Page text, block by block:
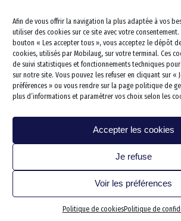
Afin de vous offrir la navigation la plus adaptée à vos
utiliser des cookies sur ce site avec votre consentement.
bouton « Les accepter tous », vous acceptez le dépôt
cookies, utilisés par Mobilaug, sur votre terminal. Ces
de suivi statistiques et fonctionnements techniques
sur notre site. Vous pouvez les refuser en cliquant sur «
préférences » ou vous rendre sur la page politique de
plus d’informations et paramétrer vos choix selon les
Accepter les cookies
Je refuse
Voir les préférences
Politique de cookiesPolitique de
contrainte et redevienne un plaisir. Ceux-
des plans de travail et une table à manger
hauteur, des rangements coulissants mais
électroménagers et des accessoires
AMÉNAGEMENTS POUR
Salon/